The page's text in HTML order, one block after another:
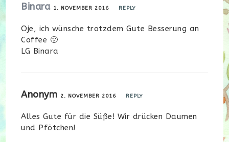
Binara 1. NOVEMBER 2016 REPLY
Oje, ich wünsche trotzdem Gute Besserung an
Coffee 🙁
LG Binara
Anonym 2. NOVEMBER 2016 REPLY
Alles Gute für die Süße! Wir drücken Daumen
und Pfötchen!